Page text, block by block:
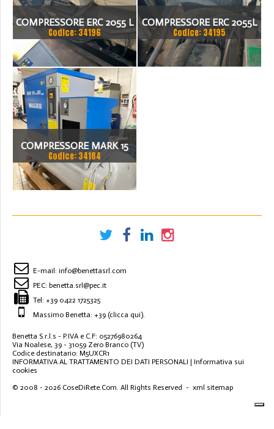
COMPRESSORE ERC 2055 L
Codice: 34196
COMPRESSORE ERC 2055L
Codice: 34195
COMPRESSORE MARK 15
CON ESSICATORE ZERO
ORE
Codice: 34184
E-mail: info@benettasrl.com
PEC: benetta.srl@pec.it
Tel: +39 0422 1725325
Massimo Benetta: +39 (clicca qui).
Benetta S.r.l.s - P.IVA e C.F: 05276980264
Via Noalese, 39 - 31059 Zero Branco (TV)
Codice destinatario: M5UXCR1
INFORMATIVA AL TRATTAMENTO DEI DATI PERSONALI | Informativa sui
cookies
© 2008 - 2026 CoseDiRete.Com. All Rights Reserved - xml sitemap